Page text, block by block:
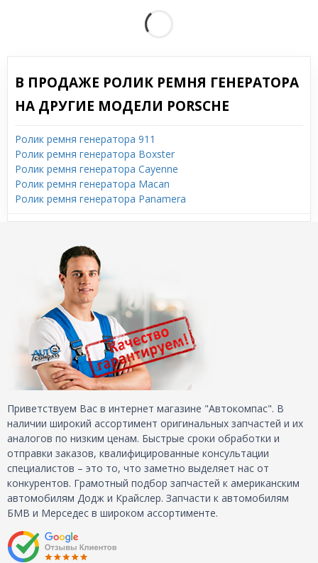
В ПРОДАЖЕ РОЛИК РЕМНЯ ГЕНЕРАТОРА
НА ДРУГИЕ МОДЕЛИ PORSCHE
Ролик ремня генератора 911
Ролик ремня генератора Boxster
Ролик ремня генератора Cayenne
Ролик ремня генератора Macan
Ролик ремня генератора Panamera
Приветствуем Вас в интернет магазине "Автокомпас". В
наличии широкий ассортимент оригинальных запчастей и их
аналогов по низким ценам. Быстрые сроки обработки и
отправки заказов, квалифицированные консультации
специалистов – это то, что заметно выделяет нас от
конкурентов. Грамотный подбор запчастей к американским
автомобилям Додж и Крайслер. Запчасти к автомобилям
БМВ и Мерседес в широком ассортименте.